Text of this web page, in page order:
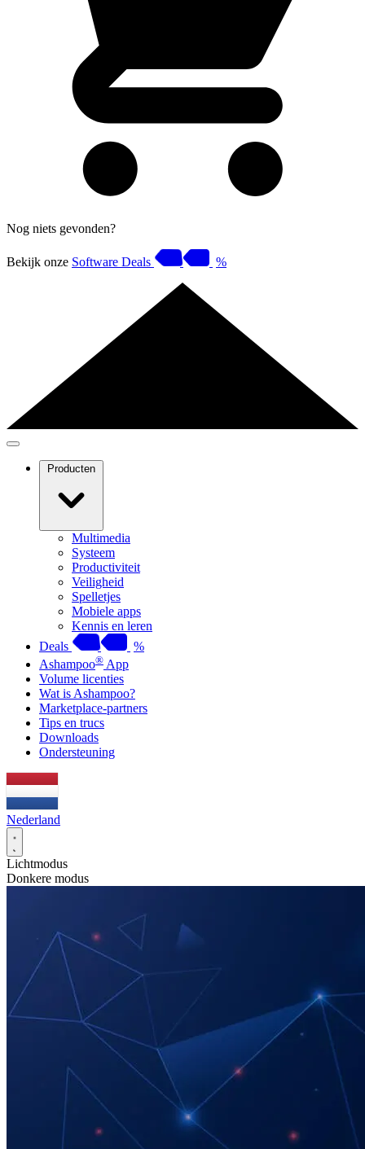
Nog niets gevonden?
Bekijk onze Software Deals %
Producten
Multimedia
Systeem
Productiviteit
Veiligheid
Spelletjes
Mobiele apps
Kennis en leren
Deals
%
Ashampoo® App
Volume licenties
Wat is Ashampoo?
Marketplace-partners
Tips en trucs
Downloads
Ondersteuning
Nederland
Lichtmodus
Donkere modus